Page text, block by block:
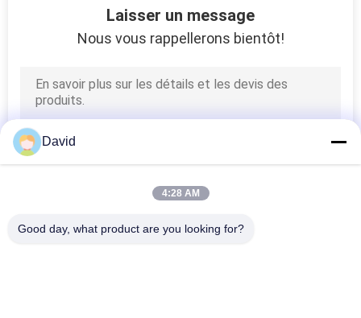
PRIVACY
Laisser un message
Nous vous rappellerons bientôt!
David
4:28 AM
Good day, what product are you looking for?